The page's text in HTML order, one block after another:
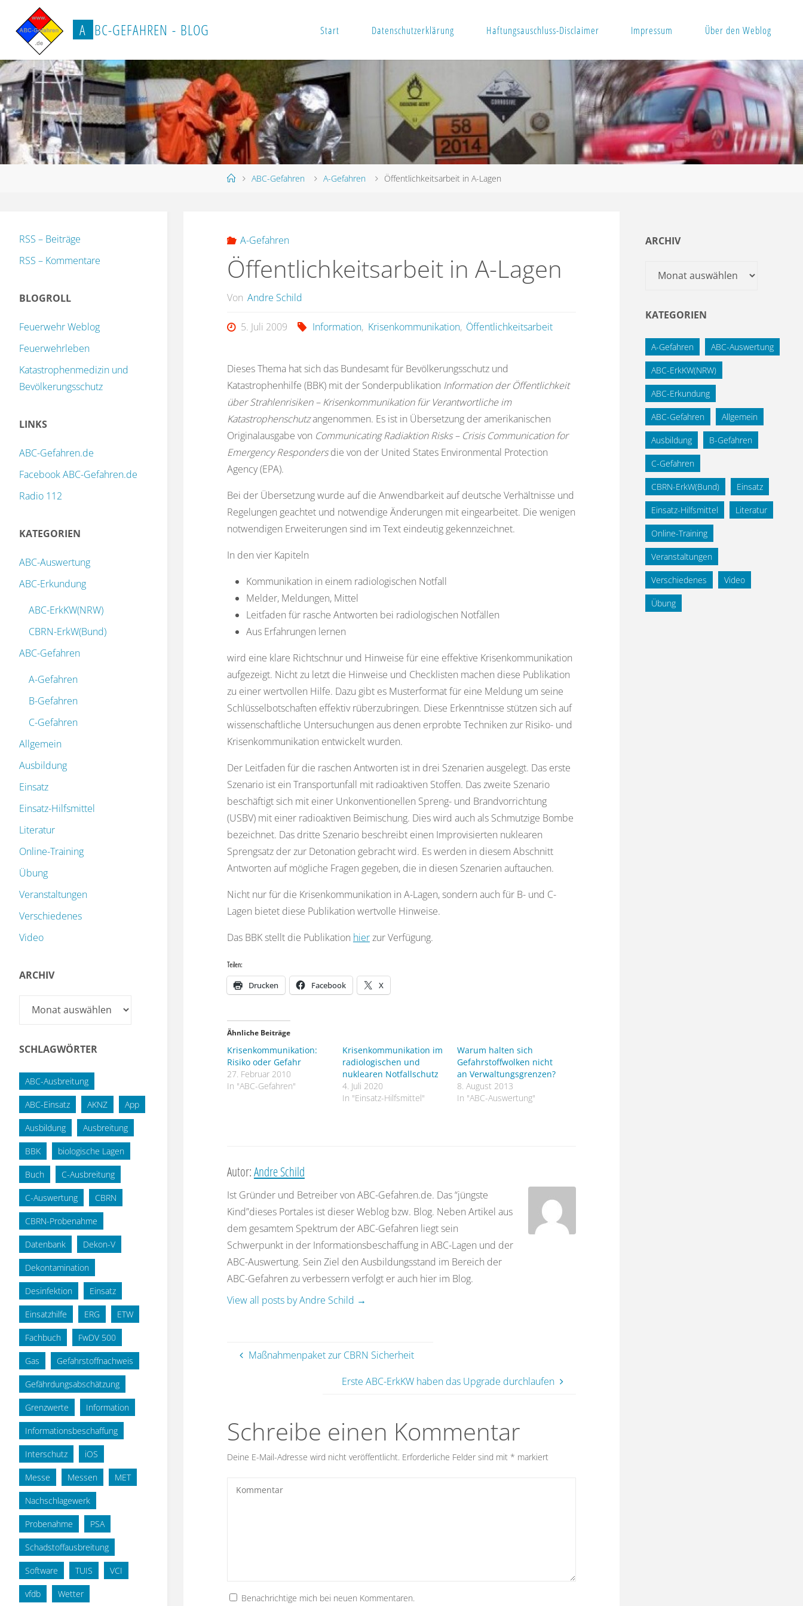
Inhalt
springen
A BC-GEFAHREN - BLOG Start Datenschutzerklärung Haftungsauschluss-Disclaimer Impressum Über den Weblog
StartABC-Gefahren A-Gefahren Öffentlichkeitsarbeit in A-Lagen
A-Gefahren
Öffentlichkeitsarbeit in A-Lagen
Von Andre Schild
5. Juli 2009 Information, Krisenkommunikation, Öffentlichkeitsarbeit
Dieses Thema hat sich das Bundesamt für Bevölkerungsschutz und
Katastrophenhilfe (BBK) mit der Sonderpublikation Information der Öffentlichkeit
über Strahlenrisiken – Krisenkommunikation für Verantwortliche im
Katastrophenschutzangenommen. Es ist in Übersetzung der amerikanischen
Originalausgabe von Communicating Radiaktion Risks – Crisis Communication for
Emergency Respondersdie von der United States Environmental Protection
Agency (EPA).
Bei der Übersetzung wurde auf die Anwendbarkeit auf deutsche Verhältnisse und
Regelungen geachtet und notwendige Änderungen mit eingearbeitet. Die wenigen
notwendigen Erweiterungen sind im Text eindeutig gekennzeichnet.
In den vier Kapiteln
Kommunikation in einem radiologischen Notfall
Melder, Meldungen, Mittel
Leitfaden für rasche Antworten bei radiologischen Notfällen
Aus Erfahrungen lernen
wird eine klare Richtschnur und Hinweise für eine effektive Krisenkommunikation
aufgezeigt. Nicht zu letzt die Hinweise und Checklisten machen diese Publikation
zu einer wertvollen Hilfe. Dazu gibt es Musterformat für eine Meldung um seine
Schlüsselbotschaften effektiv rüberzubringen. Diese Erkenntnisse stützen sich auf
wissenschaftliche Untersuchungen aus denen erprobte Techniken zur Risiko- und
Krisenkommunikation entwickelt wurden.
Der Leitfaden für die raschen Antworten ist in drei Szenarien ausgelegt. Das erste
Szenario ist ein Transportunfall mit radioaktiven Stoffen. Das zweite Szenario
beschäftigt sich mit einer Unkonventionellen Spreng- und Brandvorrichtung
(USBV) mit einer radioaktiven Beimischung. Dies wird auch als Schmutzige Bombe
bezeichnet. Das dritte Szenario beschreibt einen Improvisierten nuklearen
Sprengsatz der zur Detonation gebracht wird. Es werden in diesem Abschnitt
Antworten auf mögliche Fragen gegeben, die in diesen Szenarien auftauchen.
Nicht nur für die Krisenkommunikation in A-Lagen, sondern auch für B- und C-
Lagen bietet diese Publikation wertvolle Hinweise.
Das BBK stellt die Publikation hierzur Verfügung.
Teilen:
Drucken Facebook X
Ähnliche Beiträge
Krisenkommunikation:
Risiko oder Gefahr
27. Februar 2010
In "ABC-Gefahren"
Krisenkommunikation im
radiologischen und
nuklearen Notfallschutz
4. Juli 2020
In "Einsatz-Hilfsmittel"
Warum halten sich
Gefahrstoffwolken nicht
an Verwaltungsgrenzen?
8. August 2013
In "ABC-Auswertung"
Autor:Andre Schild
Ist Gründer und Betreiber von ABC-Gefahren.de. Das “jüngste
Kind”dieses Portales ist dieser Weblog bzw. Blog. Neben Artikel aus
dem gesamtem Spektrum der ABC-Gefahren liegt sein
Schwerpunkt in der Informationsbeschaffung in ABC-Lagen und der
ABC-Auswertung. Sein Ziel den Ausbildungsstand im Bereich der
ABC-Gefahren zu verbessern verfolgt er auch hier im Blog.
View all posts by Andre Schild →
Maßnahmenpaket zur CBRN Sicherheit
Erste ABC-ErkKW haben das Upgrade durchlaufen
Schreibe einen Kommentar
Deine E-Mail-Adresse wird nicht veröffentlicht. Erforderliche Felder sind mit * markiert
Benachrichtige mich bei neuen Kommentaren.
RSS – Beiträge
RSS – Kommentare
BLOGROLL
Feuerwehr Weblog
Feuerwehrleben
Katastrophenmedizin und
Bevölkerungsschutz
LINKS
ABC-Gefahren.de
Facebook ABC-Gefahren.de
Radio 112
KATEGORIEN
ABC-Auswertung
ABC-Erkundung
ABC-ErkKW(NRW)
CBRN-ErkW(Bund)
ABC-Gefahren
A-Gefahren
B-Gefahren
C-Gefahren
Allgemein
Ausbildung
Einsatz
Einsatz-Hilfsmittel
Literatur
Online-Training
Übung
Veranstaltungen
Verschiedenes
Video
ARCHIV
Archiv
SCHLAGWÖRTER
ABC-Ausbreitung
ABC-Einsatz AKNZ App
Ausbildung Ausbreitung
BBK biologische Lagen
Buch C-Ausbreitung
C-Auswertung CBRN
CBRN-Probenahme
Datenbank Dekon-V
Dekontamination
Desinfektion Einsatz
Einsatzhilfe ERG ETW
Fachbuch FwDV 500
Gas Gefahrstoffnachweis
Gefährdungsabschätzung
Grenzwerte Information
Informationsbeschaffung
Interschutz iOS
Messe Messen MET
Nachschlagewerk
Probenahme PSA
Schadstoffausbreitung
Software TUIS VCI
vfdb Wetter
ARCHIV
Archiv
KATEGORIEN
A-Gefahren ABC-Auswertung
ABC-ErkKW(NRW)
ABC-Erkundung
ABC-Gefahren Allgemein
Ausbildung B-Gefahren
C-Gefahren
CBRN-ErkW(Bund) Einsatz
Einsatz-Hilfsmittel Literatur
Online-Training
Veranstaltungen
Verschiedenes Video
Übung